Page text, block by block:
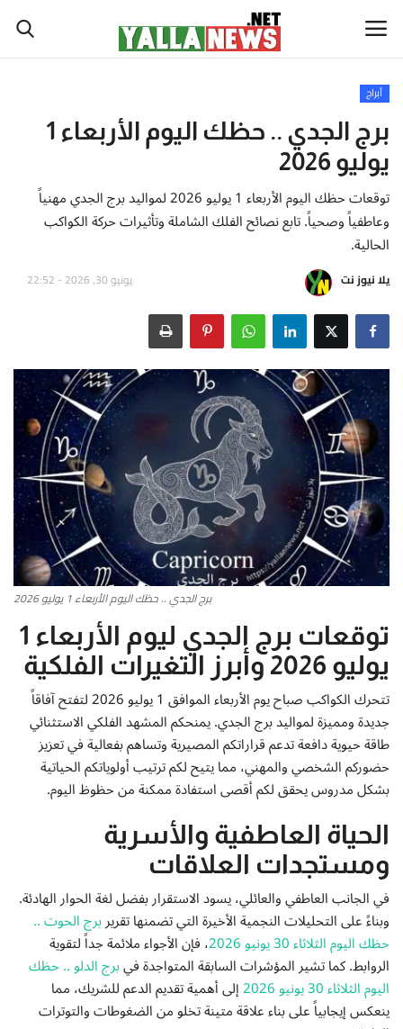
أخبار العالم
أخبار الوطن العربي
سياسة واقتصاد
رياضة
تكنولوجيا وعلوم
صحة ولياقة
أطباق من المطابخ العربية
سياحة وسفر
منوعات عامة
جاليري الفن التشكيلي
من نحن
سياسة الخصوصية
البنود والشروط
رئيس التحرير
أبراج
برج الجدي .. حظك اليوم الأربعاء 1
يوليو 2026
توقعات حظك اليوم الأربعاء 1 يوليو 2026 لمواليد برج الجدي مهنياً
وعاطفياً وصحياً. تابع نصائح الفلك الشاملة وتأثيرات حركة الكواكب
الحالية.
يلا نيوز نت يونيو 30, 2026 - 22:52
برج الجدي .. حظك اليوم الأربعاء 1 يوليو 2026
توقعات برج الجدي ليوم الأربعاء 1
يوليو 2026 وأبرز التغيرات الفلكية
تتحرك الكواكب صباح يوم الأربعاء الموافق 1 يوليو 2026 لتفتح آفاقاً
جديدة ومميزة لمواليد برج الجدي. يمنحكم المشهد الفلكي الاستثنائي
طاقة حيوية دافعة تدعم قراراتكم المصيرية وتساهم بفعالية في تعزيز
حضوركم الشخصي والمهني، مما يتيح لكم ترتيب أولوياتكم الحياتية
بشكل مدروس يحقق لكم أقصى استفادة ممكنة من حظوظ اليوم.
الحياة العاطفية والأسرية
ومستجدات العلاقات
في الجانب العاطفي والعائلي، يسود الاستقرار بفضل لغة الحوار الهادئة.
وبناءً على التحليلات النجمية الأخيرة التي تضمنها تقريربرج الحوت ..
حظك اليوم الثلاثاء 30 يونيو 2026 ، فإن الأجواء ملائمة جداً لتقوية
الروابط. كما تشير المؤشرات السابقة المتواجدة فيبرج الدلو .. حظك
اليوم الثلاثاء 30 يونيو 2026 إلى أهمية تقديم الدعم للشريك، مما
ينعكس إيجابياً على بناء علاقة متينة تخلو من الضغوطات والتوترات